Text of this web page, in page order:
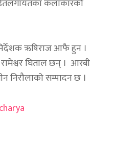
कलाकारको
ऋषिराज आफै हुन ।
रामेश्वर घिताल छन् । आरबी
निरौलाको सम्पादन छ ।